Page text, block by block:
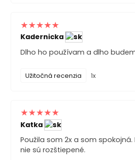
Kadernicka
Dlho ho používam a dlho
Užitočná recenzia 1x
Katka
Použila som 2x a som spokojná.
nie sú rozštiepené.